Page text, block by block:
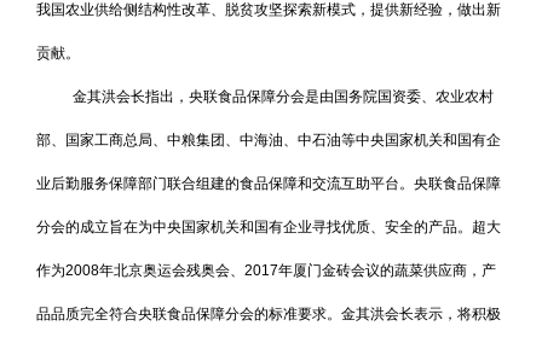
我国农业供给侧结构性改革、脱贫攻坚探索新模式，提供新经验，做出新
贡献。
金其洪会长指出，央联食品保障分会是由国务院国资委、农业农村
部、国家工商总局、中粮集团、中海油、中石油等中央国家机关和国有企
业后勤服务保障部门联合组建的食品保障和交流互助平台。央联食品保障
分会的成立旨在为中央国家机关和国有企业寻找优质、安全的产品。超大
作为2008年北京奥运会残奥会、2017年厦门金砖会议的蔬菜供应商，产
品品质完全符合央联食品保障分会的标准要求。金其洪会长表示，将积极